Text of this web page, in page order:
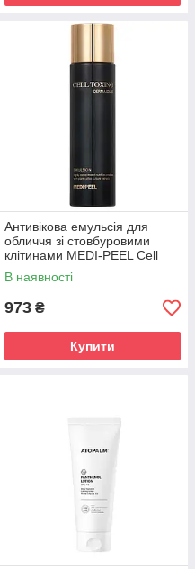
Антивікова емульсія для
обличчя зі стовбуровими
клітинами MEDI-PEEL Cell
Toxing Dermajours Emulsion
150ml
В наявності
973 ₴
Купити